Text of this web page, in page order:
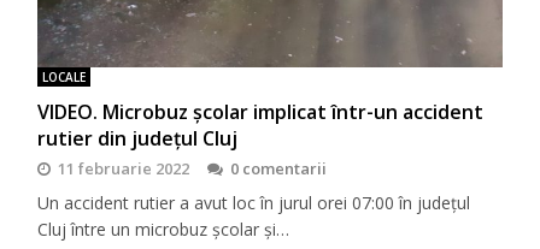
LOCALE
VIDEO. Microbuz școlar implicat într-un accident
rutier din județul Cluj
11 februarie 2022 0 comentarii
Un accident rutier a avut loc în jurul orei 07:00 în județul
Cluj între un microbuz școlar și…